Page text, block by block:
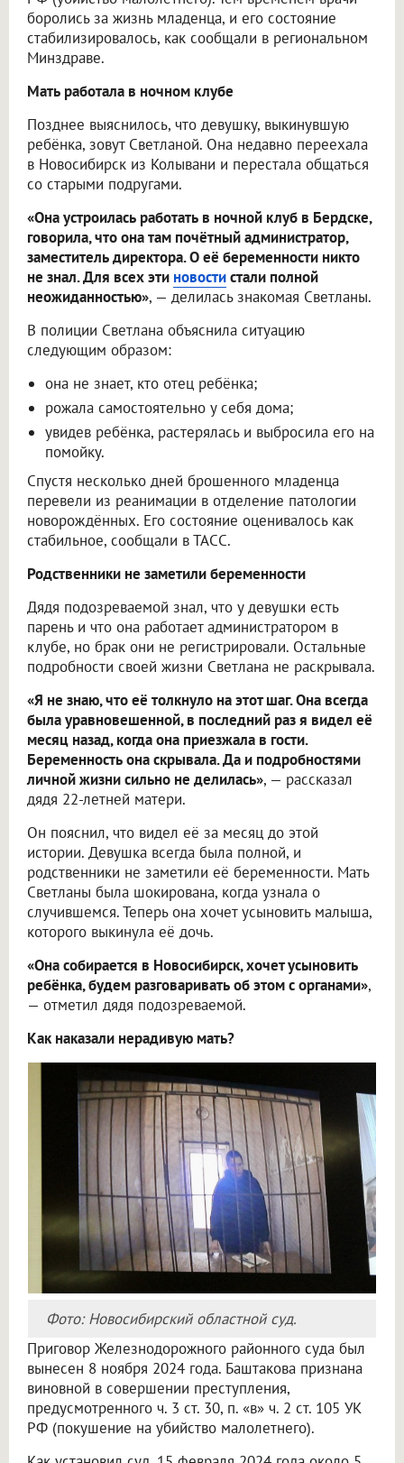
боролись за жизнь младенца, и его состояние
стабилизировалось, как сообщали в региональном
Минздраве.
Мать работала в ночном клубе
Позднее выяснилось, что девушку, выкинувшую
ребёнка, зовут Светланой. Она недавно переехала
в Новосибирск из Колывани и перестала общаться
со старыми подругами.
«Она устроилась работать в ночной клуб в Бердске,
говорила, что она там почётный администратор,
заместитель директора. О её беременности никто
не знал. Для всех эти новостистали полной
неожиданностью», — делилась знакомая Светланы.
В полиции Светлана объяснила ситуацию
следующим образом:
она не знает, кто отец ребёнка;
рожала самостоятельно у себя дома;
увидев ребёнка, растерялась и выбросила его на
помойку.
Спустя несколько дней брошенного младенца
перевели из реанимации в отделение патологии
новорождённых. Его состояние оценивалось как
стабильное, сообщали в ТАСС.
Родственники не заметили беременности
Дядя подозреваемой знал, что у девушки есть
парень и что она работает администратором в
клубе, но брак они не регистрировали. Остальные
подробности своей жизни Светлана не раскрывала.
«Я не знаю, что её толкнуло на этот шаг. Она всегда
была уравновешенной, в последний раз я видел её
месяц назад, когда она приезжала в гости.
Беременность она скрывала. Да и подробностями
личной жизни сильно не делилась», — рассказал
дядя 22-летней матери.
Он пояснил, что видел её за месяц до этой
истории. Девушка всегда была полной, и
родственники не заметили её беременности. Мать
Светланы была шокирована, когда узнала о
случившемся. Теперь она хочет усыновить малыша,
которого выкинула её дочь.
«Она собирается в Новосибирск, хочет усыновить
ребёнка, будем разговаривать об этом с органами»,
— отметил дядя подозреваемой.
Как наказали нерадивую мать?
Фото: Новосибирский областной суд.
Приговор Железнодорожного районного суда был
вынесен 8 ноября 2024 года. Баштакова признана
виновной в совершении преступления,
предусмотренного ч. 3 ст. 30, п. «в» ч. 2 ст. 105 УК
РФ (покушение на убийство малолетнего).